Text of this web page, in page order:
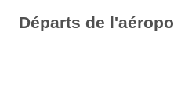
Départs de